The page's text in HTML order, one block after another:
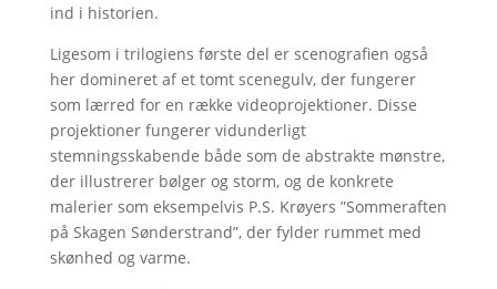
ind i historien.
Ligesom i trilogiens første del er scenografien også
her domineret af et tomt scenegulv, der fungerer
som lærred for en række videoprojektioner. Disse
projektioner fungerer vidunderligt
stemningsskabende både som de abstrakte mønstre,
der illustrerer bølger og storm, og de konkrete
malerier som eksempelvis P.S. Krøyers ”Sommeraften
på Skagen Sønderstrand”, der fylder rummet med
skønhed og varme.